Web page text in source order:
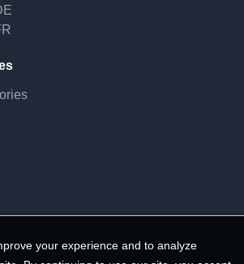
your experience and to analyze